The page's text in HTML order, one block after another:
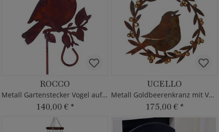
ROCCO
Metall Gartenstecker Vogel auf Ast
140,00 € *
UCELLO
Metall Goldbeerenkranz mit Vogel
175,00 € *